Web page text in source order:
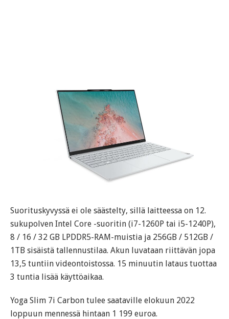
Suorituskyvyssä ei ole säästelty, sillä laitteessa on 12.
sukupolven Intel Core -suoritin (i7-1260P tai i5-1240P),
8 / 16 / 32 GB LPDDR5-RAM-muistia ja 256GB / 512GB /
1TB sisäistä tallennustilaa. Akun luvataan riittävän jopa
13,5 tuntiin videontoistossa. 15 minuutin lataus tuottaa
3 tuntia lisää käyttöaikaa.
Yoga Slim 7i Carbon tulee saataville elokuun 2022
loppuun mennessä hintaan 1 199 euroa.